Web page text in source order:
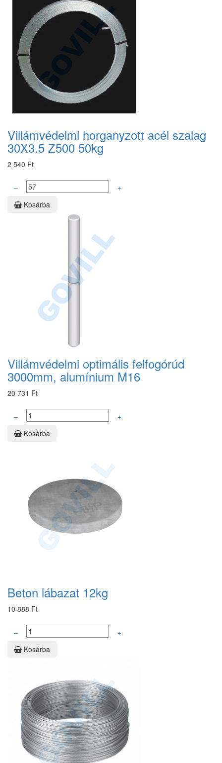
Villámvédelmi horganyzott acél szalag
30X3.5 Z500 50kg
2 540 Ft
–
+
Kosárba
Villámvédelmi optimális felfogórúd
3000mm, alumínium M16
20 731 Ft
–
+
Kosárba
Beton lábazat 12kg
10 888 Ft
–
+
Kosárba